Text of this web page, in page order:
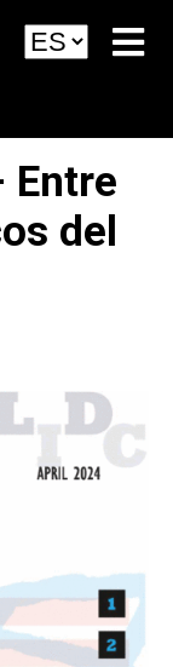
Entre
del